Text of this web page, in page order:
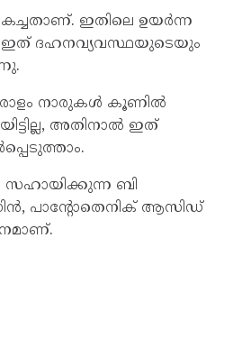
ഇതിലെ ഉയർന്ന
ഇത് ദഹനവ്യവസ്ഥയുടെയും
നാരുകൾ കൂണിൽ
അതിനാൽ ഇത്
ബി
പാന്റോതെനിക് ആസിഡ്